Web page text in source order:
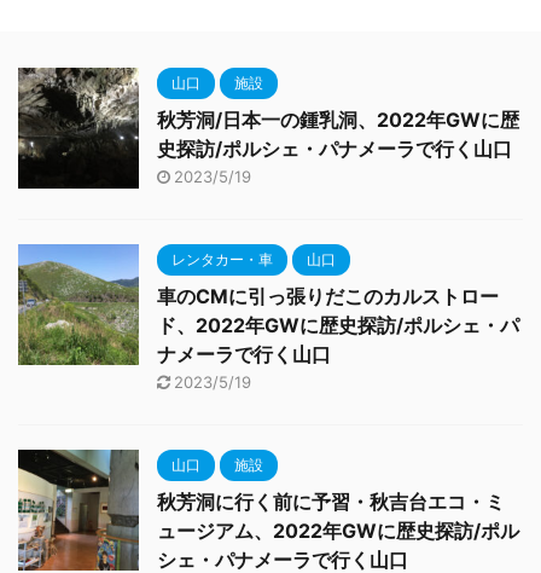
山口 施設
秋芳洞/日本一の鍾乳洞、2022年GWに歴
史探訪/ポルシェ・パナメーラで行く山口
2023/5/19
レンタカー・車 山口
車のCMに引っ張りだこのカルストロー
ド、2022年GWに歴史探訪/ポルシェ・パ
ナメーラで行く山口
2023/5/19
山口 施設
秋芳洞に行く前に予習・秋吉台エコ・ミ
ュージアム、2022年GWに歴史探訪/ポル
シェ・パナメーラで行く山口